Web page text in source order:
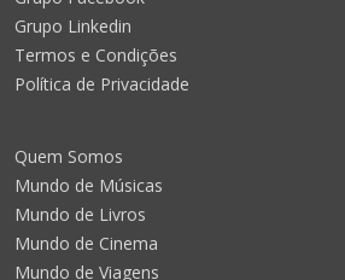
Grupo Linkedin
Termos e Condições
Política de Privacidade
Quem Somos
Mundo de Músicas
Mundo de Livros
Mundo de Cinema
Mundo de Viagens